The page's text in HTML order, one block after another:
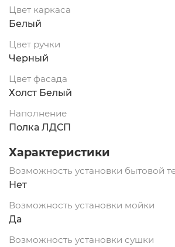
Цвет каркаса
Белый
Цвет ручки
Черный
Цвет фасада
Холст Белый
Наполнение
Полка ЛДСП
Характеристики
Возможность установки бытовой
Нет
Возможность установки мойки
Да
Возможность установки сушки